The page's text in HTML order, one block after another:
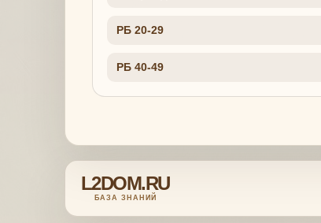
РБ 20-29
РБ 40-49
L2DOM.RU
БАЗА ЗНАНИЙ